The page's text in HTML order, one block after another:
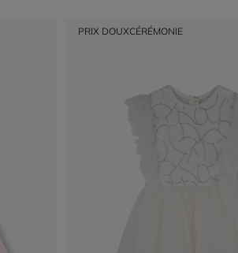
PRIX DOUXCÉRÉMONIE